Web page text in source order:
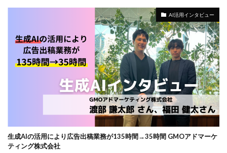
AI活用インタビュー
生成AIの活用により広告出稿業務が135時間→35時間 GMOアドマーケ
ティング株式会社